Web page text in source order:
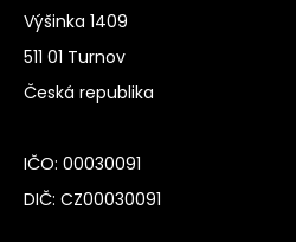
Výšinka 1409
511 01 Turnov
Česká republika
IČO: 00030091
DIČ: CZ00030091